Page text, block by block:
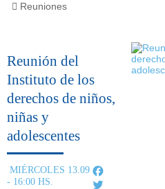
Reuniones
Reunión del
Instituto de los
derechos de niños,
niñas y
adolescentes
MIÉRCOLES 13.09
- 16:00 HS.